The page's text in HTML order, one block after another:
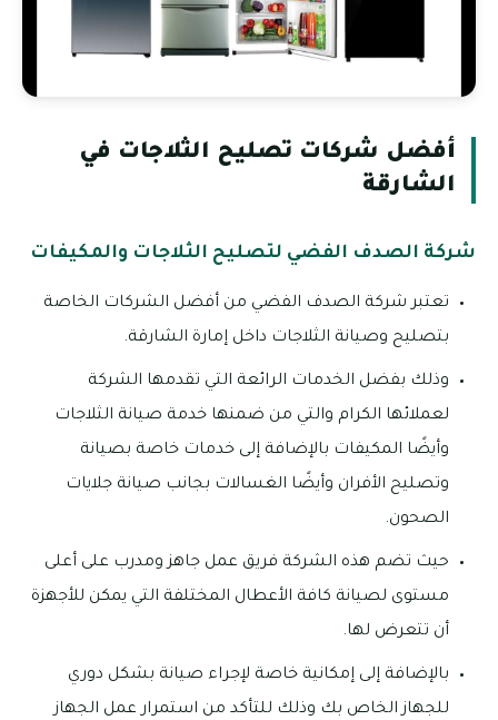
أفضل شركات تصليح الثلاجات في
الشارقة
شركة الصدف الفضي لتصليح الثلاجات والمكيفات
تعتبر شركة الصدف الفضي من أفضل الشركات الخاصة
بتصليح وصيانة الثلاجات داخل إمارة الشارقة.
وذلك بفضل الخدمات الرائعة التي تقدمها الشركة
لعملائها الكرام والتي من ضمنها خدمة صيانة الثلاجات
وأيضًا المكيفات بالإضافة إلى خدمات خاصة بصيانة
وتصليح الأفران وأيضًا الغسالات بجانب صيانة جلايات
الصحون.
حيث تضم هذه الشركة فريق عمل جاهز ومدرب على أعلى
مستوى لصيانة كافة الأعطال المختلفة التي يمكن للأجهزة
أن تتعرض لها.
بالإضافة إلى إمكانية خاصة لإجراء صيانة بشكل دوري
للجهاز الخاص بك وذلك للتأكد من استمرار عمل الجهاز